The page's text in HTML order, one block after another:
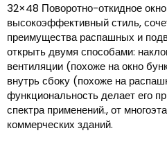
32×48 Поворотно-откидное
высокоэффективный стиль,
преимущества распашных и
открыть двумя способами:
вентиляции (похоже на окно
внутрь сбоку (похоже на
функциональность делает его
спектра применений., от
коммерческих зданий.